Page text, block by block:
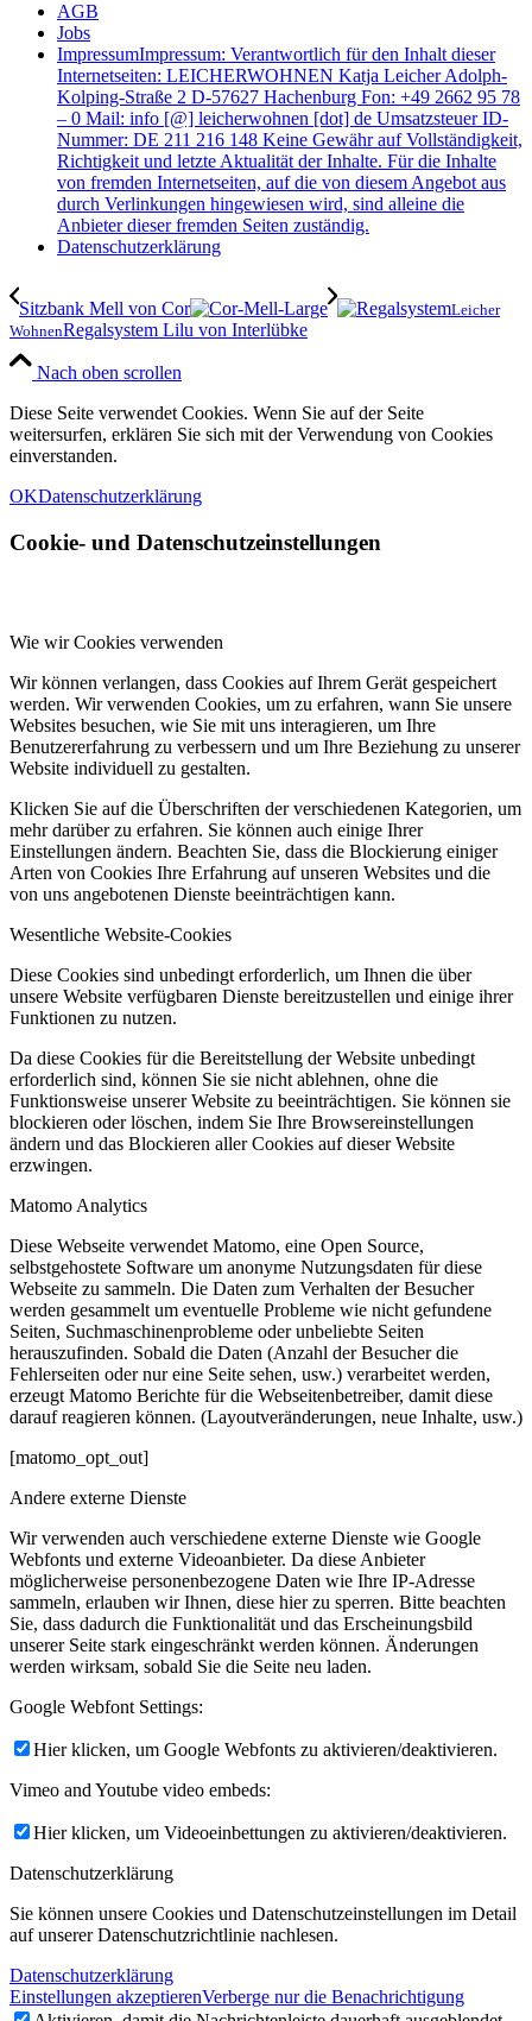
AGB
Jobs
ImpressumImpressum: Verantwortlich für den Inhalt dieser
Internetseiten: LEICHERWOHNEN Katja Leicher Adolph-
Kolping-Straße 2 D-57627 Hachenburg Fon: +49 2662 95 78
– 0 Mail: info [@] leicherwohnen [dot] de Umsatzsteuer ID-
Nummer: DE 211 216 148 Keine Gewähr auf Vollständigkeit,
Richtigkeit und letzte Aktualität der Inhalte. Für die Inhalte
von fremden Internetseiten, auf die von diesem Angebot aus
durch Verlinkungen hingewiesen wird, sind alleine die
Anbieter dieser fremden Seiten zuständig.
Datenschutzerklärung
Sitzbank Mell von Cor
Leicher
WohnenRegalsystem Lilu von Interlübke
Nach oben scrollen
Diese Seite verwendet Cookies. Wenn Sie auf der Seite
weitersurfen, erklären Sie sich mit der Verwendung von Cookies
einverstanden.
OKDatenschutzerklärung
Cookie- und Datenschutzeinstellungen
Wie wir Cookies verwenden
Wir können verlangen, dass Cookies auf Ihrem Gerät gespeichert
werden. Wir verwenden Cookies, um zu erfahren, wann Sie unsere
Websites besuchen, wie Sie mit uns interagieren, um Ihre
Benutzererfahrung zu verbessern und um Ihre Beziehung zu unserer
Website individuell zu gestalten.
Klicken Sie auf die Überschriften der verschiedenen Kategorien, um
mehr darüber zu erfahren. Sie können auch einige Ihrer
Einstellungen ändern. Beachten Sie, dass die Blockierung einiger
Arten von Cookies Ihre Erfahrung auf unseren Websites und die
von uns angebotenen Dienste beeinträchtigen kann.
Wesentliche Website-Cookies
Diese Cookies sind unbedingt erforderlich, um Ihnen die über
unsere Website verfügbaren Dienste bereitzustellen und einige ihrer
Funktionen zu nutzen.
Da diese Cookies für die Bereitstellung der Website unbedingt
erforderlich sind, können Sie sie nicht ablehnen, ohne die
Funktionsweise unserer Website zu beeinträchtigen. Sie können sie
blockieren oder löschen, indem Sie Ihre Browsereinstellungen
ändern und das Blockieren aller Cookies auf dieser Website
erzwingen.
Matomo Analytics
Diese Webseite verwendet Matomo, eine Open Source,
selbstgehostete Software um anonyme Nutzungsdaten für diese
Webseite zu sammeln. Die Daten zum Verhalten der Besucher
werden gesammelt um eventuelle Probleme wie nicht gefundene
Seiten, Suchmaschinenprobleme oder unbeliebte Seiten
herauszufinden. Sobald die Daten (Anzahl der Besucher die
Fehlerseiten oder nur eine Seite sehen, usw.) verarbeitet werden,
erzeugt Matomo Berichte für die Webseitenbetreiber, damit diese
darauf reagieren können. (Layoutveränderungen, neue Inhalte, usw.)
[matomo_opt_out]
Andere externe Dienste
Wir verwenden auch verschiedene externe Dienste wie Google
Webfonts und externe Videoanbieter. Da diese Anbieter
möglicherweise personenbezogene Daten wie Ihre IP-Adresse
sammeln, erlauben wir Ihnen, diese hier zu sperren. Bitte beachten
Sie, dass dadurch die Funktionalität und das Erscheinungsbild
unserer Seite stark eingeschränkt werden können. Änderungen
werden wirksam, sobald Sie die Seite neu laden.
Google Webfont Settings:
Hier klicken, um Google Webfonts zu aktivieren/deaktivieren.
Vimeo and Youtube video embeds:
Hier klicken, um Videoeinbettungen zu aktivieren/deaktivieren.
Datenschutzerklärung
Sie können unsere Cookies und Datenschutzeinstellungen im Detail
auf unserer Datenschutzrichtlinie nachlesen.
Datenschutzerklärung
Einstellungen akzeptierenVerberge nur die Benachrichtigung